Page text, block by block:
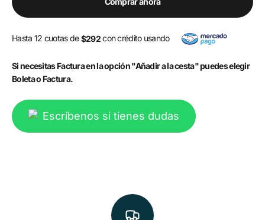
Hasta 12 cuotas de$292con crédito usando
Si necesitas Factura en la opción "Añadir a la cesta" puedes elegir
Boleta o Factura.
Escríbenos si tienes dudas